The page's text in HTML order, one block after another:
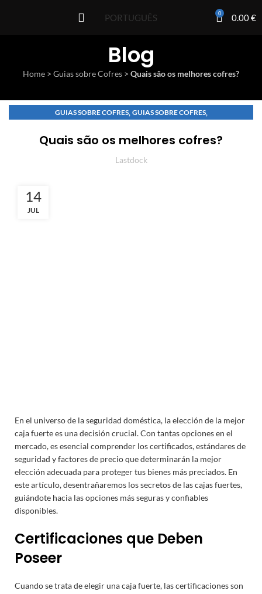
PORTUGUÊS 0 0.00€
Blog
Home > Guias sobre Cofres > Quais são os melhores cofres?
GUIAS SOBRE COFRES, GUIAS SOBRE COFRES,
Quais são os melhores cofres?
Lastdock
14
JUL
En el universo de la seguridad doméstica, la elección de la mejor
caja fuerte es una decisión crucial. Con tantas opciones en el
mercado, es esencial comprender los certificados, estándares de
seguridad y factores de precio que determinarán la mejor
elección adecuada para proteger tus bienes más preciados. En
este artículo, desentrañaremos los secretos de las cajas fuertes,
guiándote hacia las opciones más seguras y confiables
disponibles.
Certificaciones que Deben
Poseer
Cuando se trata de elegir una caja fuerte, las certificaciones son